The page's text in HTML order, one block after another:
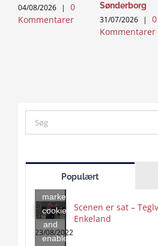
04/08/2026 |
0
Kommentarer
Sønderborg
31/07/2026 |
0
Kommentarer
Search
for:
Populært
accept
marketing
cookies
and
enable
Scenen er sat –
Enkeland
23/08/2022
Click
to